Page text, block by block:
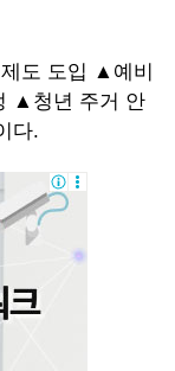
도 도입 ▲예비
▲청년 주거 안
다.